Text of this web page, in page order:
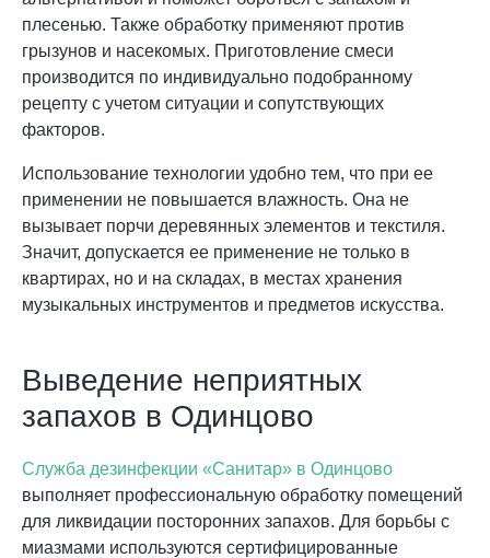
плесенью. Также обработку применяют против
грызунов и насекомых. Приготовление смеси
производится по индивидуально подобранному
рецепту с учетом ситуации и сопутствующих
факторов.
Использование технологии удобно тем, что при ее
применении не повышается влажность. Она не
вызывает порчи деревянных элементов и текстиля.
Значит, допускается ее применение не только в
квартирах, но и на складах, в местах хранения
музыкальных инструментов и предметов искусства.
Выведение неприятных
запахов в Одинцово
Служба дезинфекции «Санитар» в Одинцово
выполняет профессиональную обработку помещений
для ликвидации посторонних запахов. Для борьбы с
миазмами используются сертифицированные